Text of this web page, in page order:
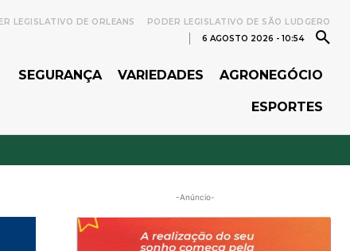
LEGISLATIVO DE ORLEANS
PODER LEGISLATIVO DE SÃO LUDGERO
6 AGOSTO 2026 - 10:54
SEGURANÇA VARIEDADES AGRONEGÓCIO
ESPORTES
-Anúncio-